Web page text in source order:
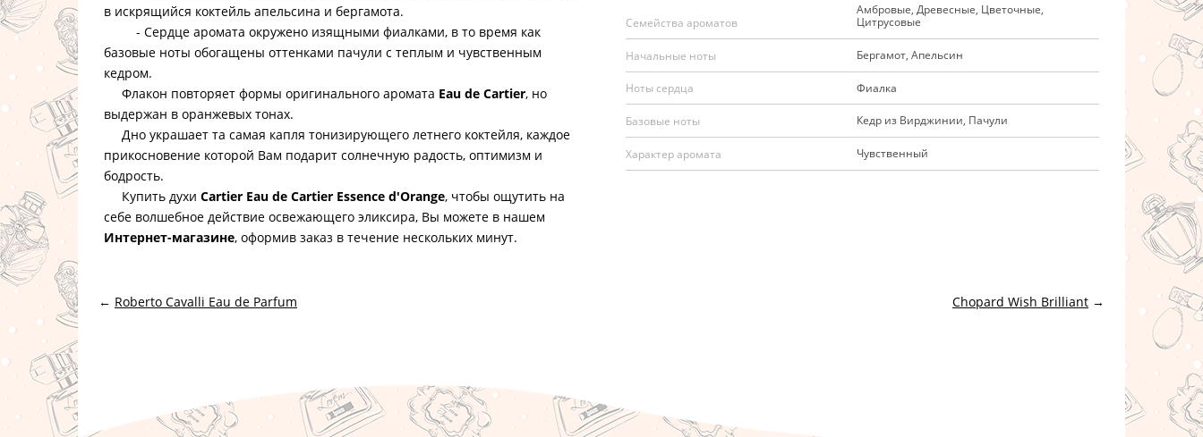
в искрящийся коктейль апельсина и бергамота.
- Сердце аромата окружено изящными фиалками, в то время как
базовые ноты обогащены оттенками пачули с теплым и чувственным
кедром.
Флакон повторяет формы оригинального аромата Eau de Cartier, но
выдержан в оранжевых тонах.
Дно украшает та самая капля тонизирующего летнего коктейля, каждое
прикосновение которой Вам подарит солнечную радость, оптимизм и
бодрость.
Купить духи Cartier Eau de Cartier Essence d'Orange, чтобы ощутить на
себе волшебное действие освежающего эликсира, Вы можете в нашем
Интернет-магазине, оформив заказ в течение нескольких минут.
Семейства ароматов
Амбровые, Древесные, Цветочные,
Цитрусовые
Начальные ноты Бергамот, Апельсин
Ноты сердца Фиалка
Базовые ноты Кедр из Вирджинии, Пачули
Характер аромата Чувственный
← Roberto Cavalli Eau de Parfum Chopard Wish Brilliant →